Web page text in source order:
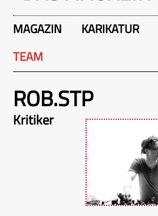
MAGAZIN KARIKATUR
TEAM
ROB.STP
Kritiker